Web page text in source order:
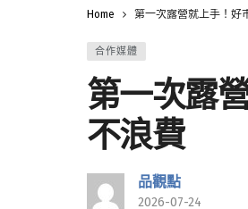
Home 第一次露營就上手！好
合作媒體
第一次露
不浪費
品觀點
2026-07-24